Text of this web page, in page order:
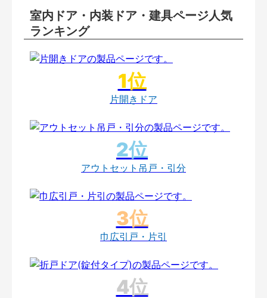
室内ドア・内装ドア・建具ページ人気
ランキング
片開きドア
アウトセット吊戸・引分
巾広引戸・片引